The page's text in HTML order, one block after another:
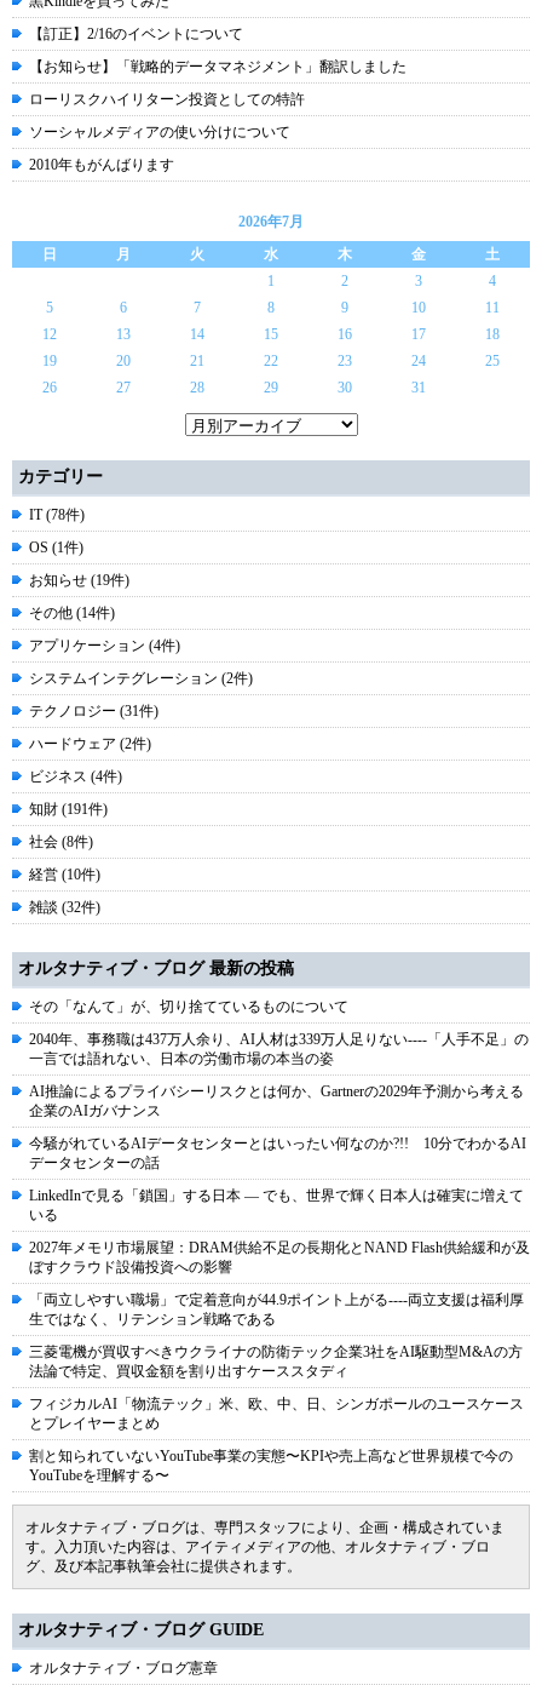
【訂正】2/16のイベントについて
【お知らせ】「戦略的データマネジメント」翻訳しました
ローリスクハイリターン投資としての特許
ソーシャルメディアの使い分けについて
2010年もがんばります
2026年7月
日
月 火 水 木 金
土
1
2 3
4
5
6 7 8 9 10
11
12
13 14 15 16 17
18
19
20 21 22 23 24
25
26
27 28 29 30 31
カテゴリー
IT (78件)
OS (1件)
お知らせ (19件)
その他 (14件)
アプリケーション (4件)
システムインテグレーション (2件)
テクノロジー (31件)
ハードウェア (2件)
ビジネス (4件)
知財 (191件)
社会 (8件)
経営 (10件)
雑談 (32件)
オルタナティブ・ブログ 最新の投稿
その「なんて」が、切り捨てているものについて
2040年、事務職は437万人余り、AI人材は339万人足りない----「人手不足」の
一言では語れない、日本の労働市場の本当の姿
AI推論によるプライバシーリスクとは何か、Gartnerの2029年予測から考える
企業のAIガバナンス
今騒がれているAIデータセンターとはいったい何なのか?!! 10分でわかるAI
データセンターの話
LinkedInで見る「鎖国」する日本 ― でも、世界で輝く日本人は確実に増えて
いる
2027年メモリ市場展望：DRAM供給不足の長期化とNAND Flash供給緩和が及
ぼすクラウド設備投資への影響
「両立しやすい職場」で定着意向が44.9ポイント上がる----両立支援は福利厚
生ではなく、リテンション戦略である
三菱電機が買収すべきウクライナの防衛テック企業3社をAI駆動型M&Aの方
法論で特定、買収金額を割り出すケーススタディ
フィジカルAI「物流テック」米、欧、中、日、シンガポールのユースケース
とプレイヤーまとめ
割と知られていないYouTube事業の実態〜KPIや売上高など世界規模で今の
YouTubeを理解する〜
オルタナティブ・ブログは、専門スタッフにより、企画・構成されていま
す。入力頂いた内容は、アイティメディアの他、オルタナティブ・ブロ
グ、及び本記事執筆会社に提供されます。
オルタナティブ・ブログ GUIDE
オルタナティブ・ブログ憲章